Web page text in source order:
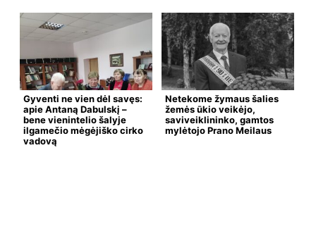
Gyventi ne vien dėl savęs:
apie Antaną Dabulskį –
bene vienintelio šalyje
ilgamečio mėgėjiško cirko
vadovą
Netekome žymaus šalies
žemės ūkio veikėjo,
saviveiklininko, gamtos
mylėtojo Prano Meilaus